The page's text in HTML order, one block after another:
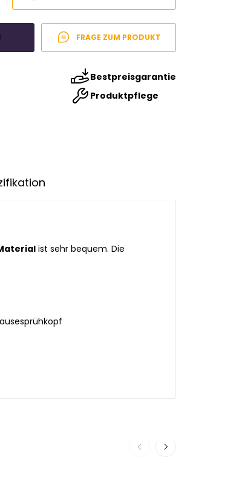
FRAGE ZUM PRODUKT
Bestpreisgarantie
Produktpflege
ist sehr bequem. Die